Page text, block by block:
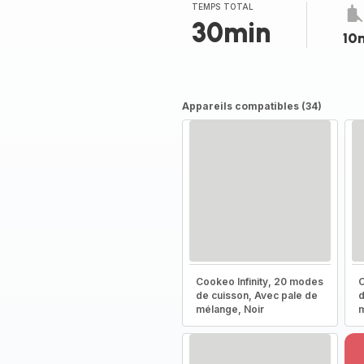
TEMPS TOTAL
30min
Appareils compatibles (34)
Cookeo Infinity, 20 modes
de cuisson, Avec pale de
mélange, Noir